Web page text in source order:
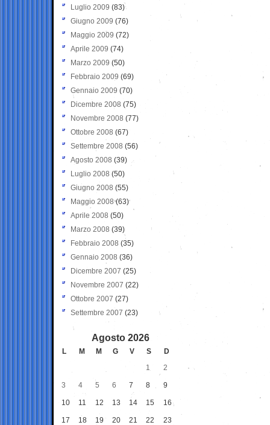
Luglio 2009 (83)
Giugno 2009 (76)
Maggio 2009 (72)
Aprile 2009 (74)
Marzo 2009 (50)
Febbraio 2009 (69)
Gennaio 2009 (70)
Dicembre 2008 (75)
Novembre 2008 (77)
Ottobre 2008 (67)
Settembre 2008 (56)
Agosto 2008 (39)
Luglio 2008 (50)
Giugno 2008 (55)
Maggio 2008(63)
Aprile 2008 (50)
Marzo 2008 (39)
Febbraio 2008 (35)
Gennaio 2008 (36)
Dicembre 2007 (25)
Novembre 2007 (22)
Ottobre 2007 (27)
Settembre 2007 (23)
Agosto 2026
L M M G V S
D
1
2
3 4 5 6 7 8 9
10 11 12 13 14 15 16
17 18 19 20 21 22 23